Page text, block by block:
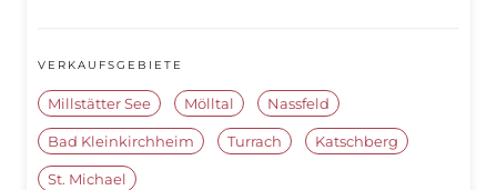
VERKAUFSGEBIETE
Millstätter See Mölltal Nassfeld
Bad Kleinkirchheim Turrach Katschberg
St. Michael